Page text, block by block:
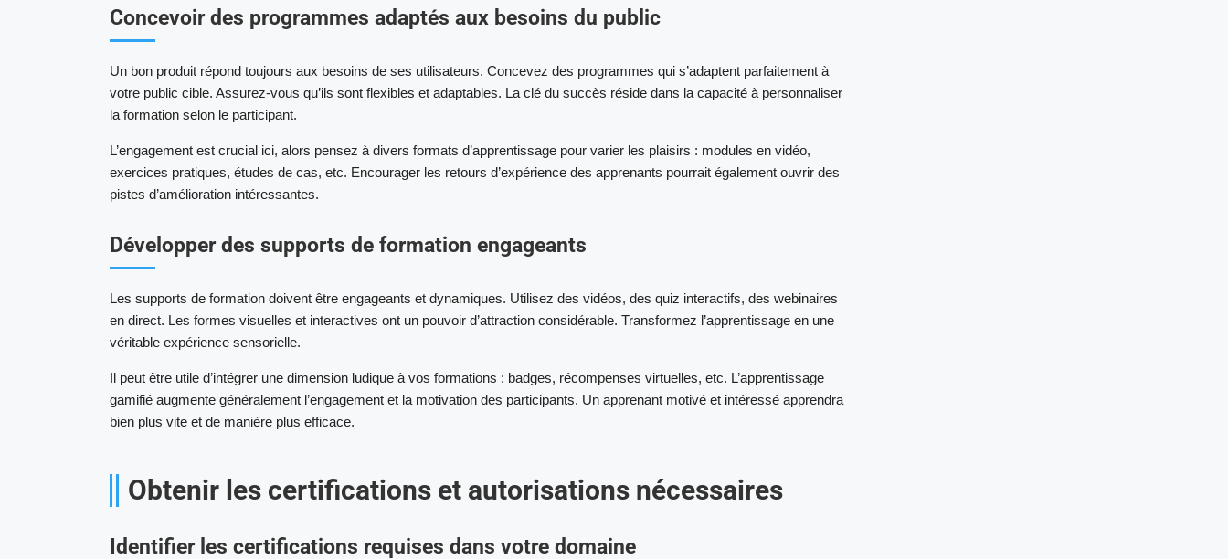
Concevoir des programmes adaptés aux besoins du public
Un bon produit répond toujours aux besoins de ses utilisateurs. Concevez des programmes qui s’adaptent parfaitement à
votre public cible. Assurez-vous qu’ils sont flexibles et adaptables. La clé du succès réside dans la capacité à personnaliser
la formation selon le participant.
L’engagement est crucial ici, alors pensez à divers formats d’apprentissage pour varier les plaisirs : modules en vidéo,
exercices pratiques, études de cas, etc. Encourager les retours d’expérience des apprenants pourrait également ouvrir des
pistes d’amélioration intéressantes.
Développer des supports de formation engageants
Les supports de formation doivent être engageants et dynamiques. Utilisez des vidéos, des quiz interactifs, des webinaires
en direct. Les formes visuelles et interactives ont un pouvoir d’attraction considérable. Transformez l’apprentissage en une
véritable expérience sensorielle.
Il peut être utile d’intégrer une dimension ludique à vos formations : badges, récompenses virtuelles, etc. L’apprentissage
gamifié augmente généralement l’engagement et la motivation des participants. Un apprenant motivé et intéressé apprendra
bien plus vite et de manière plus efficace.
Obtenir les certifications et autorisations nécessaires
Identifier les certifications requises dans votre domaine